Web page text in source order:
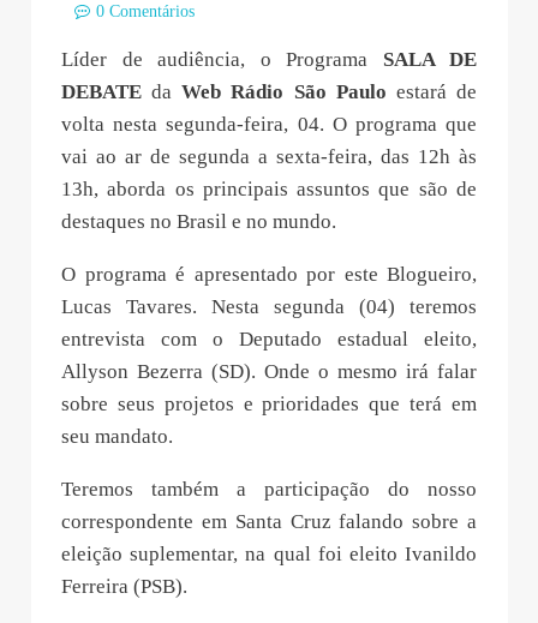
0 Comentários
Líder de audiência, o Programa SALA DE
DEBATE daWeb Rádio São Paulo estará de
volta nesta segunda-feira, 04. O programa que
vai ao ar de segunda a sexta-feira, das 12h às
13h, aborda os principais assuntos que são de
destaques no Brasil e no mundo.
O programa é apresentado por este Blogueiro,
Lucas Tavares. Nesta segunda (04) teremos
entrevista com o Deputado estadual eleito,
Allyson Bezerra (SD). Onde o mesmo irá falar
sobre seus projetos e prioridades que terá em
seu mandato.
Teremos também a participação do nosso
correspondente em Santa Cruz falando sobre a
eleição suplementar, na qual foi eleito Ivanildo
Ferreira (PSB).